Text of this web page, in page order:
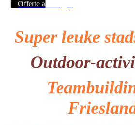
Offerte aanvragen
Super leuke
Outdoor-